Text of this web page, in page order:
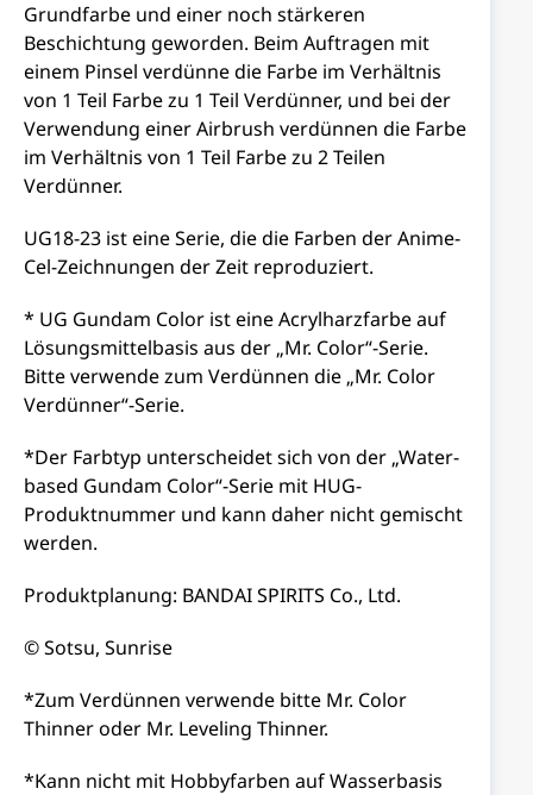
Grundfarbe und einer noch stärkeren
Beschichtung geworden. Beim Auftragen mit
einem Pinsel verdünne die Farbe im Verhältnis
von 1 Teil Farbe zu 1 Teil Verdünner, und bei der
Verwendung einer Airbrush verdünnen die Farbe
im Verhältnis von 1 Teil Farbe zu 2 Teilen
Verdünner.
UG18-23 ist eine Serie, die die Farben der Anime-
Cel-Zeichnungen der Zeit reproduziert.
* UG Gundam Color ist eine Acrylharzfarbe auf
Lösungsmittelbasis aus der „Mr. Color“-Serie.
Bitte verwende zum Verdünnen die „Mr. Color
Verdünner“-Serie.
*Der Farbtyp unterscheidet sich von der „Water-
based Gundam Color“-Serie mit HUG-
Produktnummer und kann daher nicht gemischt
werden.
Produktplanung: BANDAI SPIRITS Co., Ltd.
© Sotsu, Sunrise
*Zum Verdünnen verwende bitte Mr. Color
Thinner oder Mr. Leveling Thinner.
*Kann nicht mit Hobbyfarben auf Wasserbasis